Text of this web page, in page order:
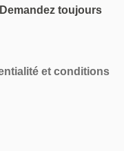
toujours
et conditions